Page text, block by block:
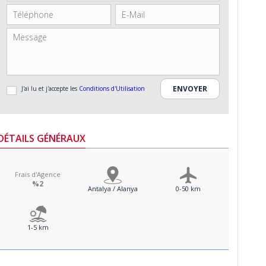
J'ai lu et j'accepte les Conditions d'Utilisation
GÉNÉRAUX
Frais d'Agence
%2 Antalya / Alanya 0-50 km
1-5 km